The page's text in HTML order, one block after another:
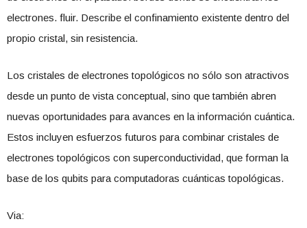
electrones. fluir. Describe el confinamiento existente dentro del
propio cristal, sin resistencia.
Los cristales de electrones topológicos no sólo son atractivos
desde un punto de vista conceptual, sino que también abren
nuevas oportunidades para avances en la información cuántica.
Estos incluyen esfuerzos futuros para combinar cristales de
electrones topológicos con superconductividad, que forman la
base de los qubits para computadoras cuánticas topológicas.
Via: